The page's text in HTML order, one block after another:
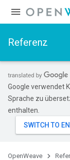
Referenz
Google verwendet
Sprache zu
enthalten.
OpenWeave